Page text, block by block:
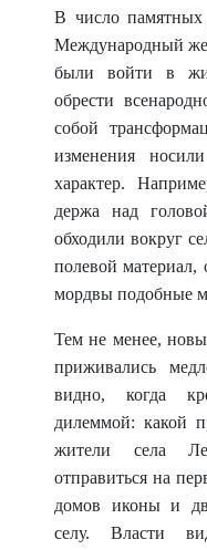
В число
Международный
были войти в
обрести
собой
изменения
характер.
держа над
обходили вокруг
полевой материал,
мордвы подобные
Тем не менее,
приживались
видно, когда
дилеммой: какой
жители села
отправиться на
домов иконы и
селу. Власти